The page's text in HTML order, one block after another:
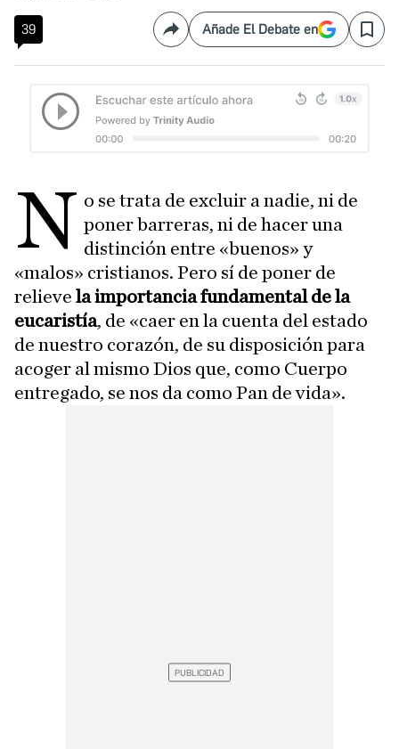
39 CompartirAñade El Debate en Save
N o se trata de excluir a nadie, ni de
poner barreras, ni de hacer una
distinción entre «buenos» y
«malos» cristianos. Pero sí de poner de
relieve la importancia fundamental de la
eucaristía, de «caer en la cuenta del estado
de nuestro corazón, de su disposición para
acoger al mismo Dios que, como Cuerpo
entregado, se nos da como Pan de vida».